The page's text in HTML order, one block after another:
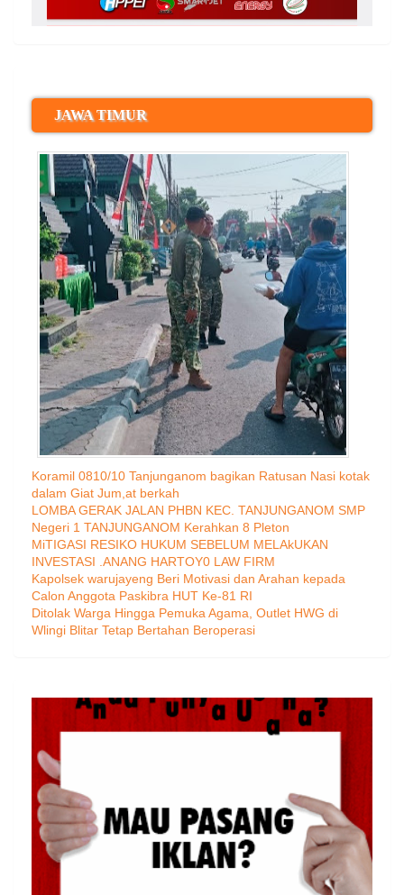
JAWA TIMUR
Koramil 0810/10 Tanjunganom bagikan Ratusan Nasi kotak
dalam Giat Jum,at berkah
LOMBA GERAK JALAN PHBN KEC. TANJUNGANOM SMP
Negeri 1 TANJUNGANOM Kerahkan 8 Pleton
MiTIGASI RESIKO HUKUM SEBELUM MELAkUKAN
INVESTASI .ANANG HARTOY0 LAW FIRM
Kapolsek warujayeng Beri Motivasi dan Arahan kepada
Calon Anggota Paskibra HUT Ke-81 RI
Ditolak Warga Hingga Pemuka Agama, Outlet HWG di
Wlingi Blitar Tetap Bertahan Beroperasi